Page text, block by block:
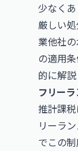
少なく
厳しい
業他社
の適用
的に解説
フリー
推計課
リーラ
でこの